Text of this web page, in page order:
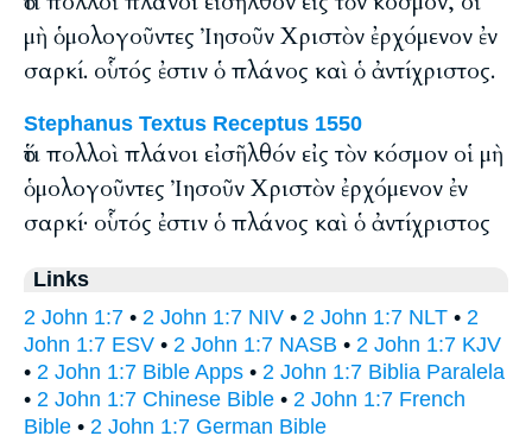
μὴ ὁμολογοῦντες Ἰησοῦν Χριστὸν ἐρχόμενον ἐν
σαρκί. οὗτός ἐστιν ὁ πλάνος καὶ ὁ ἀντίχριστος.
Stephanus Textus Receptus 1550
ὅτι πολλοὶ πλάνοι εἰσῆλθόν εἰς τὸν κόσμον οἱ μὴ
ὁμολογοῦντες Ἰησοῦν Χριστὸν ἐρχόμενον ἐν
σαρκί· οὗτός ἐστιν ὁ πλάνος καὶ ὁ ἀντίχριστος
Links
2 John 1:7 • 2 John 1:7 NIV • 2 John 1:7 NLT • 2
John 1:7 ESV • 2 John 1:7 NASB • 2 John 1:7 KJV
• 2 John 1:7 Bible Apps • 2 John 1:7 Biblia Paralela
• 2 John 1:7 Chinese Bible • 2 John 1:7 French
Bible • 2 John 1:7 German Bible